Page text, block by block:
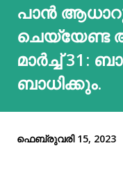
പാൻ
ചെയ്യേണ്ട
മാർച്ച് 31:
ബാധിക്കും.
ഫെബ്രുവരി 15, 2023